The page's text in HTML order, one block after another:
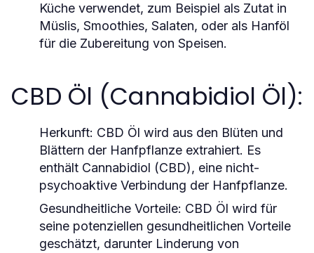
Küche verwendet, zum Beispiel als Zutat in
Müslis, Smoothies, Salaten, oder als Hanföl
für die Zubereitung von Speisen.
CBD Öl (Cannabidiol Öl):
Herkunft: CBD Öl wird aus den Blüten und
Blättern der Hanfpflanze extrahiert. Es
enthält Cannabidiol (CBD), eine nicht-
psychoaktive Verbindung der Hanfpflanze.
Gesundheitliche Vorteile: CBD Öl wird für
seine potenziellen gesundheitlichen Vorteile
geschätzt, darunter Linderung von